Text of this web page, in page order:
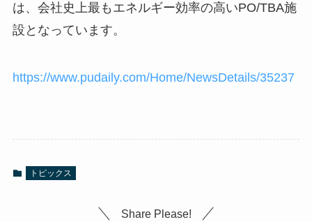
は、会社史上最もエネルギー効率の高いPO/TBA施
設となっています。
https://www.pudaily.com/Home/NewsDetails/35237
トピックス
Share Please!